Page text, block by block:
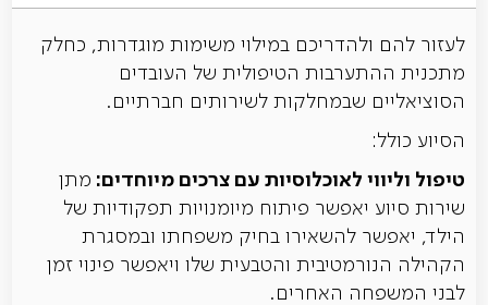
לעזור להם ולהדריכם במילוי משימות מוגדרות, כחלק
מתכנית ההתערבות הטיפולית של העובדים
הסוציאליים שבמחלקות לשירותים חברתיים.
הסיוע כולל:
טיפול וליווי לאוכלוסיות עם צרכים מיוחדים: מתן
שירות סיוע יאפשר פיתוח מיומנויות תפקודיות של
הילד, יאפשר להשאירו בחיק משפחתו ובמסגרת
הקהילה הנורמטיבית והטבעית שלו ויאפשר פינוי זמן
לבני המשפחה האחרים.